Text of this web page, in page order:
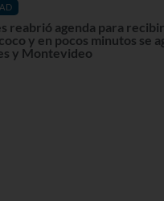
reabrió agenda para
y en pocos minutos se
y Montevideo